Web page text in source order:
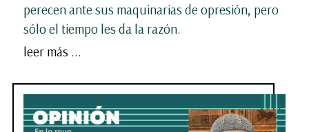
perecen ante sus maquinarias de opresión, pero
sólo el tiempo les da la razón.
leer más ...